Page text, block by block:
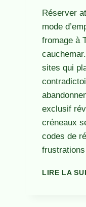
Réserver
mode
fromage à
sites qui
exclusif
créneaux
codes de
LIRE LA